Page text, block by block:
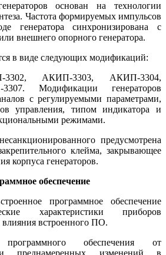
основан на технологии
Частота формируемых импульсов
генератора синхронизирована с
внешнего опорного генератора.
в виде следующих модификаций:
АКИП-3303, АКИП-3304,
Модификации генераторов
с регулируемыми параметрами,
управления, типом индикатора и
режимами.
предусмотрена
клейма, закрывающее
корпуса генераторов.
обеспечение
программное обеспечение
характеристики приборов
встроенного ПО.
обеспечения от